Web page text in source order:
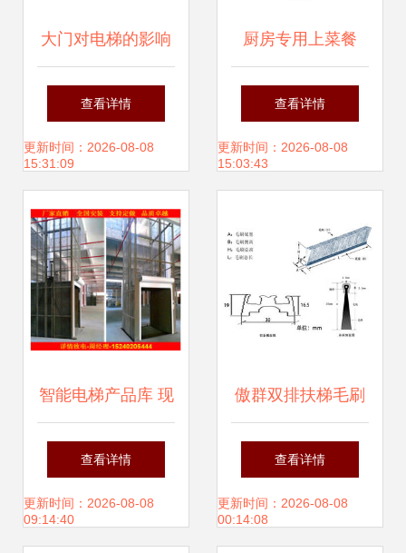
大门对电梯的影响
与化解方法大全
查看详情
更新时间：2026-08-08
15:31:09
厨房专用上菜餐
梯、提货货梯、送
饭饭梯 高效物流的
查看详情
更新时间：2026-08-08
15:03:43
智能电梯产品库 现
代建筑垂直交通的
革新方案
查看详情
更新时间：2026-08-08
09:14:40
傲群双排扶梯毛刷
安全守护与个性化
定制的优质之选
查看详情
更新时间：2026-08-08
00:14:08